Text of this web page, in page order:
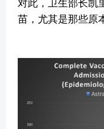
对此，卫生部长凯
苗，尤其是那些原